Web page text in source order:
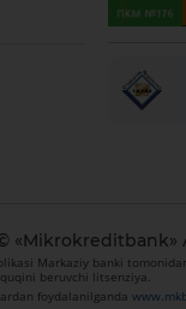
«Mikrokreditbank»
Markaziy banki
beruvchi litsenziya.
foydalanilganda